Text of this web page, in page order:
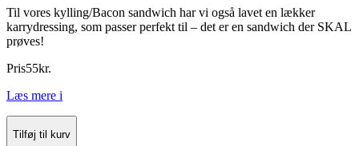
Til vores kylling/Bacon sandwich har vi også lavet en lækker
karrydressing, som passer perfekt til – det er en sandwich der SKAL
prøves!
Pris55kr.
Læs mere i
Tilføj til kurv